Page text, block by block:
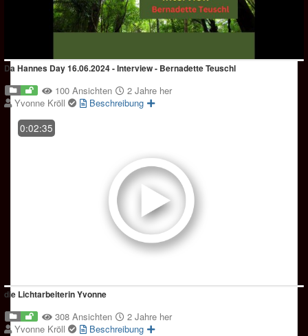
Da Hannes Day 16.06.2024 - Interview - Bernadette Teuschl
100 Ansichten
2 Jahre her
Yvonne Kröll
Beschreibung
0:02:35
die Lichtarbeiterin Yvonne
308 Ansichten
2 Jahre her
Yvonne Kröll
Beschreibung